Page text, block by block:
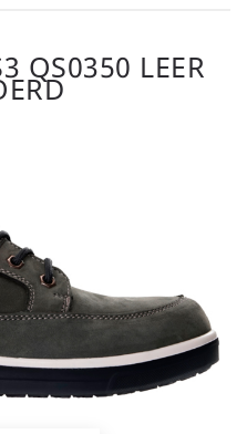
QS0350 LEER